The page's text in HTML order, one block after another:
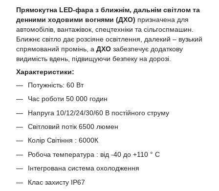
Прямокутна LED-фара з ближнім, дальнім світлом та
денними ходовими вогнями (ДХО) призначена для
автомобілів, вантажівок, спецтехніки та сільгоспмашин.
Ближнє світло дає розсіяне освітлення, далекий – вузький
спрямований промінь, а ДХО забезпечує додаткову
видимість вдень, підвищуючи безпеку на дорозі.
Характеристики:
Потужність: 60 Вт
Час роботи 50 000 годин
Напруга 10/12/24/30/60 В постійного струму
Світловий потік 6500 люмен
Колір Світіння : 6000К
Робоча температура : від -40 до +110 ° C
Інтегрована система охолодження
Клас захисту IP67